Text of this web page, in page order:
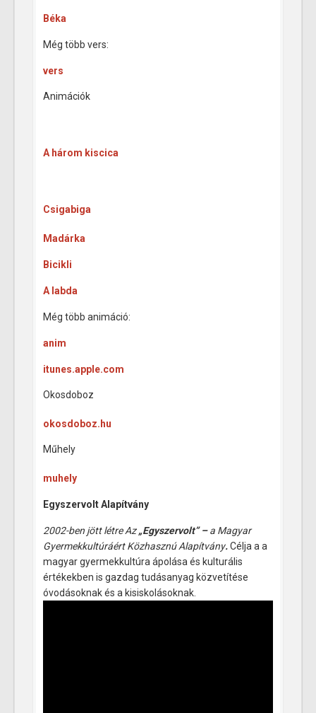
Béka
Még több vers:
vers
Animációk
A három kiscica
Csigabiga
Madárka
Bicikli
A labda
Még több animáció:
anim
itunes.apple.com
Okosdoboz
okosdoboz.hu
Műhely
muhely
Egyszervolt Alapítvány
2002-ben jött létre Az„Egyszervolt” –a Magyar
Gyermekkultúráért Közhasznú Alapítvány.Célja a a
magyar gyermekkultúra ápolása és kulturális
értékekben is gazdag tudásanyag közvetítése
óvodásoknak és a kisiskolásoknak.